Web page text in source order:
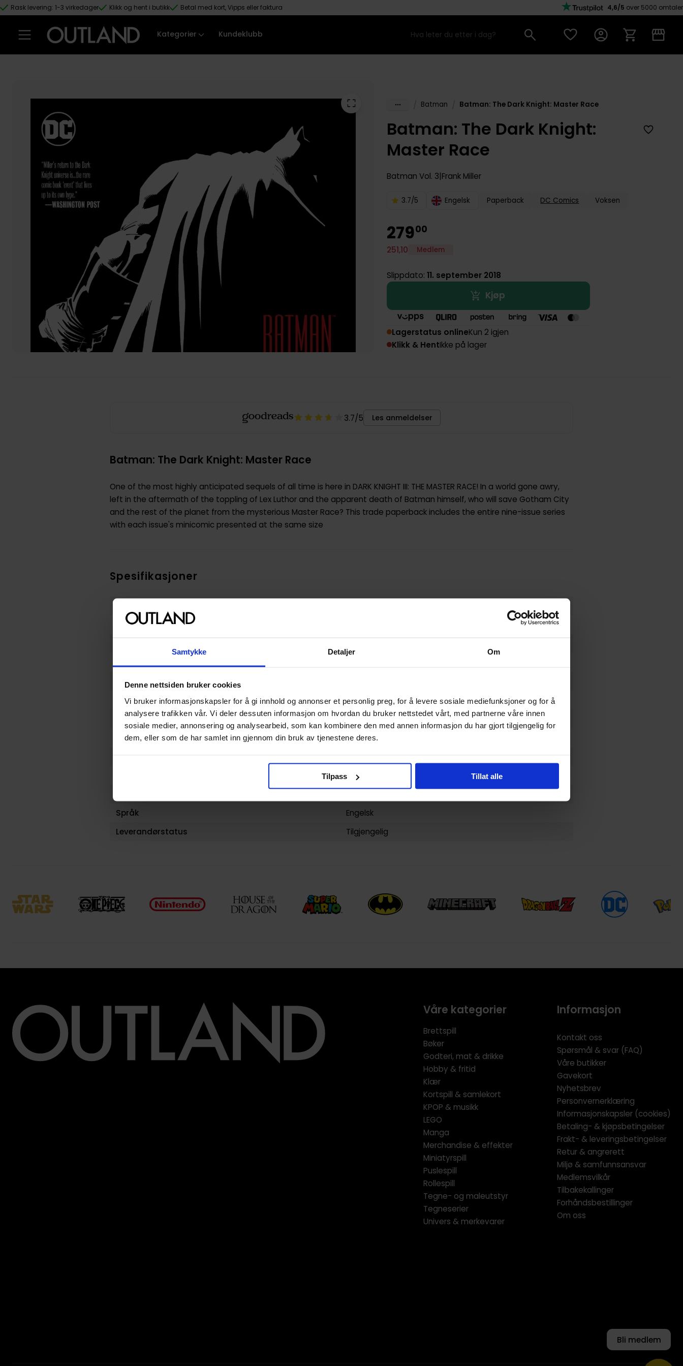
Samtykke Detaljer Om
Denne nettsiden bruker cookies
Vi bruker informasjonskapsler for å gi innhold og annonser et personlig preg, for å levere sosiale mediefunksjoner og for å
analysere trafikken vår. Vi deler dessuten informasjon om hvordan du bruker nettstedet vårt, med partnerne våre innen
sosiale medier, annonsering og analysearbeid, som kan kombinere den med annen informasjon du har gjort tilgjengelig for
dem, eller som de har samlet inn gjennom din bruk av tjenestene deres.
Tilpass Tillat alle
Hopp til hovedinnhold
Rask levering: 1-3 virkedager Klikk og hent i butikk Betal med kort, Vipps eller faktura 4,6/5 over 5000 omtaler
Kategorier Kundeklubb
Batman Batman: The Dark Knight: Master Race
Batman: The Dark Knight:
Master Race
Batman Vol. 3 Frank Miller
3.7/5 Engelsk Paperback DC Comics Voksen
27900
251,10 Medlem
Slippdato:11. september 2018
Kjøp
Lagerstatus onlineKun 2 igjen
Klikk & HentIkke på lager
3.7/5 Les anmeldelser
Batman: The Dark Knight: Master Race
One of the most highly anticipated sequels of all time is here in DARK KNIGHT III: THE MASTER RACE! In a world gone awry,
left in the aftermath of the toppling of Lex Luthor and the apparent death of Batman himself, who will save Gotham City
and the rest of the planet from the mysterious Master Race? This trade paperback includes the entire nine-issue series
with each issue's minicomic presented at the same size
Spesifikasjoner
Opprinnelsesland :
Forfattere
Antall Sider
392
Utgiver
DC Comics
Lanseringsdato (dd.mm.yyyy)
11.09.2018
Voksen
Språk
Engelsk
Leverandørstatus
Tilgjengelig
Våre kategorier
Brettspill
Bøker
Godteri, mat & drikke
Hobby & fritid
Klær
Kortspill & samlekort
KPOP & musikk
LEGO
Manga
Merchandise & effekter
Miniatyrspill
Puslespill
Rollespill
Tegne- og maleutstyr
Tegneserier
Univers & merkevarer
Informasjon
Kontakt oss
Spørsmål & svar (FAQ)
Våre butikker
Gavekort
Nyhetsbrev
Personvernerklæring
Informasjonskapsler (cookies)
Betaling- & kjøpsbetingelser
Frakt- & leveringsbetingelser
Retur & angrerett
Miljø & samfunnsansvar
Medlemsvilkår
Tilbakekallinger
Forhåndsbestillinger
Om oss
Bli medlem